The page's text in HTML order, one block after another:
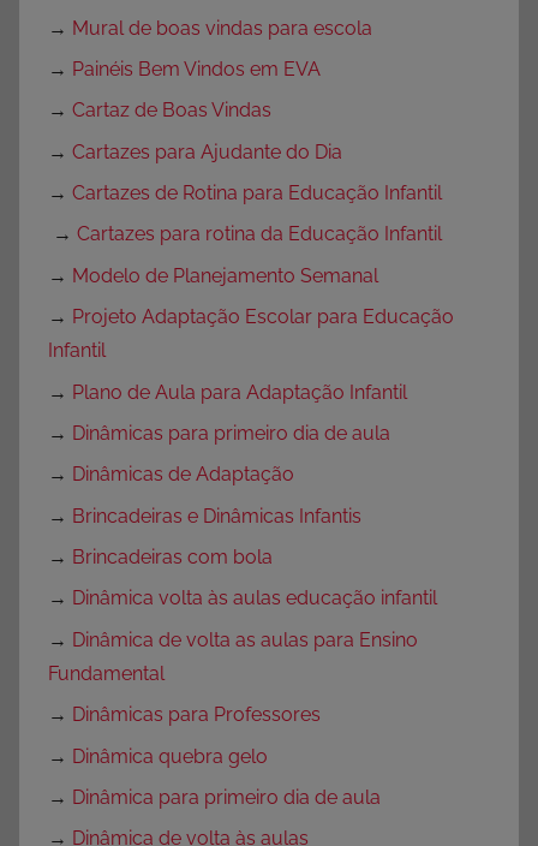
→ Mural de boas vindas para escola
→ Painéis Bem Vindos em EVA
→ Cartaz de Boas Vindas
→ Cartazes para Ajudante do Dia
→ Cartazes de Rotina para Educação Infantil
→ Cartazes para rotina da Educação Infantil
→ Modelo de Planejamento Semanal
→ Projeto Adaptação Escolar para Educação
Infantil
→ Plano de Aula para Adaptação Infantil
→ Dinâmicas para primeiro dia de aula
→ Dinâmicas de Adaptação
→ Brincadeiras e Dinâmicas Infantis
→ Brincadeiras com bola
→ Dinâmica volta às aulas educação infantil
→ Dinâmica de volta as aulas para Ensino
Fundamental
→ Dinâmicas para Professores
→ Dinâmica quebra gelo
→ Dinâmica para primeiro dia de aula
→ Dinâmica de volta às aulas